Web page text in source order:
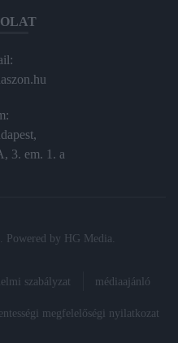
3. em. 1. a
Powered by HG Media
szabályzat médiaajánló
megfelelőségi nyilatkozat